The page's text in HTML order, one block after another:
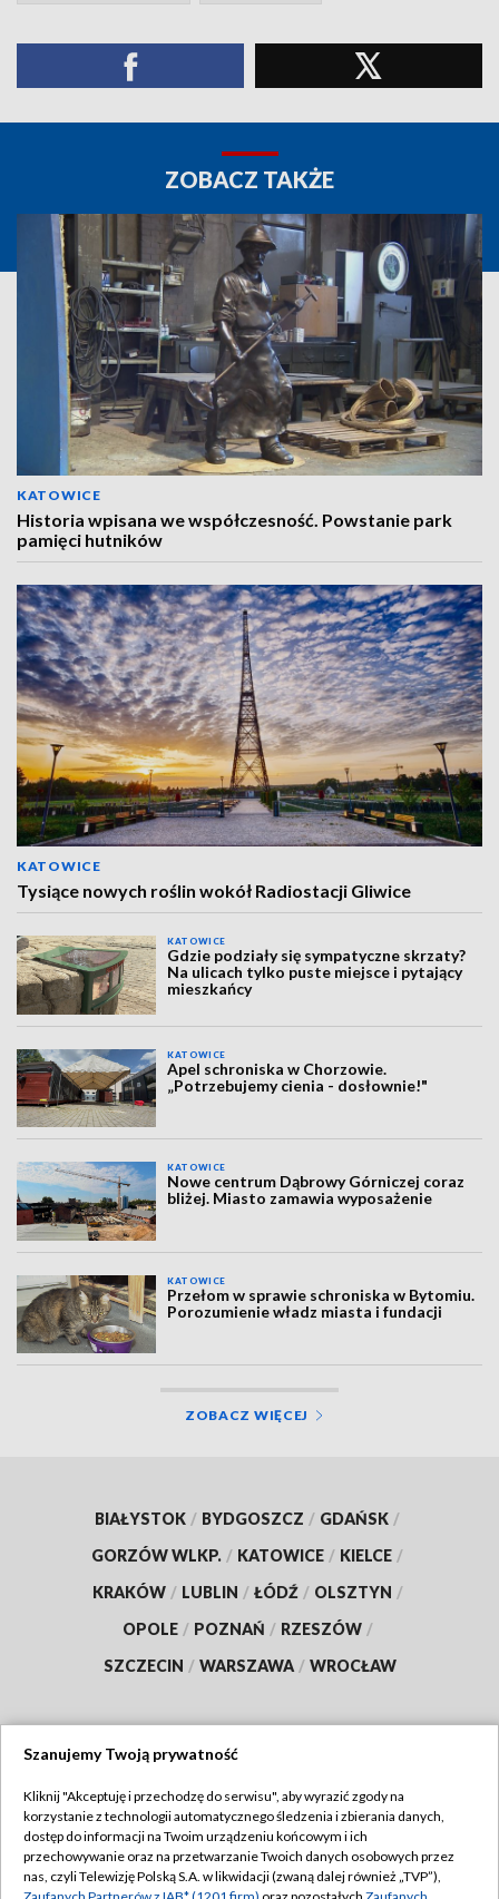
ZOBACZ TAKŻE
KATOWICE
Historia wpisana we współczesność. Powstanie park
pamięci hutników
KATOWICE
Tysiące nowych roślin wokół Radiostacji Gliwice
KATOWICE
Gdzie podziały się sympatyczne skrzaty?
Na ulicach tylko puste miejsce i pytający
mieszkańcy
KATOWICE
Apel schroniska w Chorzowie.
„Potrzebujemy cienia - dosłownie!"
KATOWICE
Nowe centrum Dąbrowy Górniczej coraz
bliżej. Miasto zamawia wyposażenie
KATOWICE
Przełom w sprawie schroniska w Bytomiu.
Porozumienie władz miasta i fundacji
ZOBACZ WIĘCEJ
BIAŁYSTOK / BYDGOSZCZ / GDAŃSK /
GORZÓW WLKP. / KATOWICE / KIELCE /
KRAKÓW / LUBLIN / ŁÓDŹ / OLSZTYN /
OPOLE / POZNAŃ / RZESZÓW /
SZCZECIN / WARSZAWA / WROCŁAW
TVP
Abonament TVP
Emisja w TVP
Regulamin TVP
Szanujemy Twoją prywatność
Kliknij "Akceptuję i przechodzę do serwisu", aby wyrazić zgody na
korzystanie z technologii automatycznego śledzenia i zbierania danych,
dostęp do informacji na Twoim urządzeniu końcowym i ich
przechowywanie oraz na przetwarzanie Twoich danych osobowych przez
nas, czyli Telewizję Polską S.A. w likwidacji (zwaną dalej również „TVP”),